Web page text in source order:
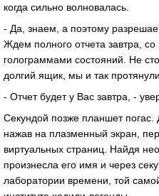
когда сильно волновалась.
- Да, знаем, а поэтому
Ждем полного отчета завтра,
голограммами состояний. Не
долгий ящик, мы и так протянули
- Отчет будет у Вас завтра, -
Секундой позже планшет погас.
нажав на плазменный экран,
виртуальных страниц. Найдя
произнесла его имя и через
лаборатории времени, той